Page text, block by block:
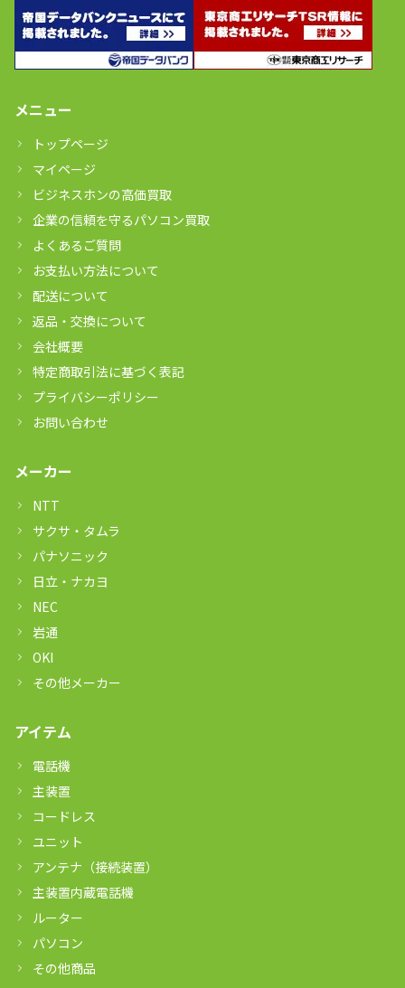
メニュー
トップページ
マイページ
ビジネスホンの高価買取
企業の信頼を守るパソコン買取
よくあるご質問
お支払い方法について
配送について
返品・交換について
会社概要
特定商取引法に基づく表記
プライバシーポリシー
お問い合わせ
メーカー
NTT
サクサ・タムラ
パナソニック
日立・ナカヨ
NEC
岩通
OKI
その他メーカー
アイテム
電話機
主装置
コードレス
ユニット
アンテナ（接続装置）
主装置内蔵電話機
ルーター
パソコン
その他商品